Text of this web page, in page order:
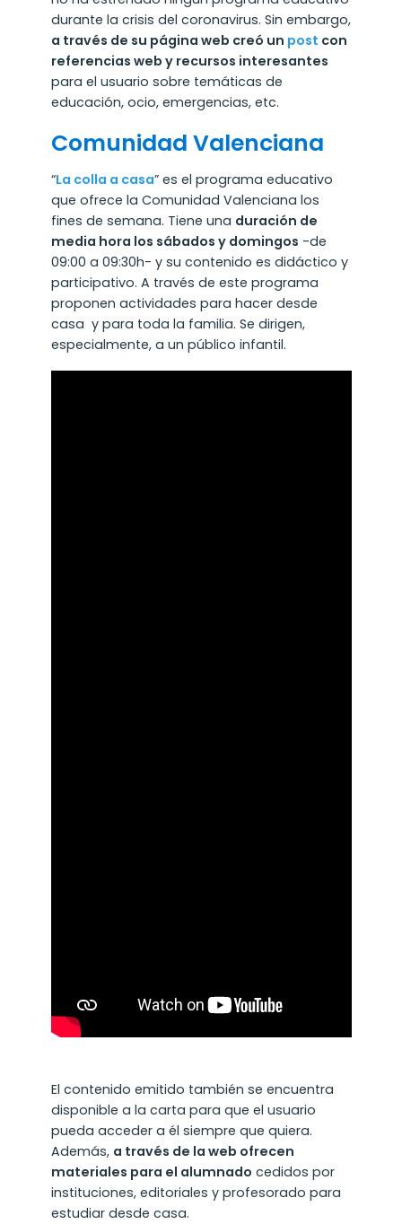
durante la crisis del coronavirus. Sin embargo,
a través de su página web creó un post con
referencias web y recursos interesantes
para el usuario sobre temáticas de
educación, ocio, emergencias, etc.
Comunidad Valenciana
“La colla a casa” es el programa educativo
que ofrece la Comunidad Valenciana los
fines de semana. Tiene una duración de
media hora los sábados y domingos -de
09:00 a 09:30h- y su contenido es didáctico y
participativo. A través de este programa
proponen actividades para hacer desde
casa y para toda la familia. Se dirigen,
especialmente, a un público infantil.
El contenido emitido también se encuentra
disponible a la carta para que el usuario
pueda acceder a él siempre que quiera.
Además, a través de la web ofrecen
materiales para el alumnado cedidos por
instituciones, editoriales y profesorado para
estudiar desde casa.